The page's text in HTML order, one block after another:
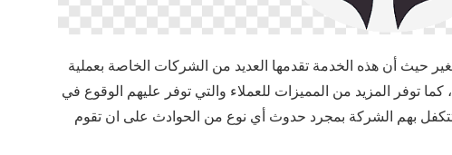
حيث أن هذه الخدمة تقدمها العديد من الشركات الخاصة بعملية
، كما توفر المزيد من المميزات للعملاء والتي توفر عليهم الوقوع في
تتكفل بهم الشركة بمجرد حدوث أي نوع من الحوادث على ان تقوم